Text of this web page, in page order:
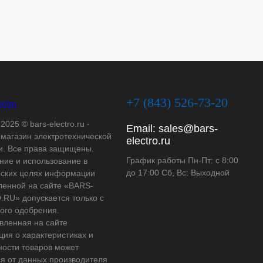
© bars-electro.ru -
электротехнической
Все права защищены.
и использование в
целях информации
на сайте «BARS-
допускается только с
одобрения.
на сайте
о характеристиках и
товаров может
от данных производителя
+7 (843) 526-73-20
Email: sales@bars-
electro.ru
График работы Пн-Пт: с 8:00
до 17:00 Сб, Вс: Выходной